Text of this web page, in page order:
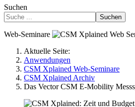
Suchen
Suchen
Web-Seminare
Aktuelle Seite:
Anwendungen
CSM Xplained Web-Seminare
CSM Xplained Archiv
Das Vector CSM E-Mobility